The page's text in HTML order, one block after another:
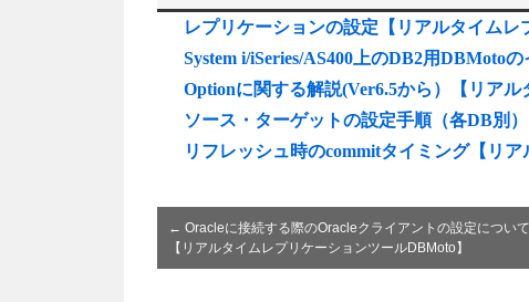
レプリケーションの設定【リアルタイムレ
System i/iSeries/AS400上のDB2用DBMoto
Optionに関する解説(Ver6.5から）【リア
ソース・ターゲットの設定手順（各DB別
リフレッシュ時のcommitタイミング【リ
← Oracleに接続する際のOracleクライアントの設定について
【リアルタイムレプリケーションツールDBMoto】